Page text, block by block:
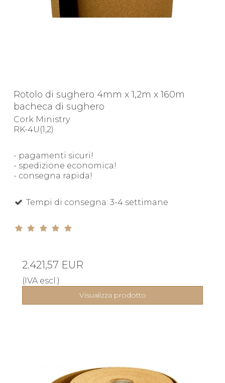
Rotolo di sughero 4mm x 1,2m x 160m
bacheca di sughero
Cork Ministry
RK-4U(1,2)
- pagamenti sicuri!
- spedizione economica!
- consegna rapida!
Tempi di consegna: 3-4 settimane
2.421,57 EUR
(IVA escl.)
Visualizza prodotto